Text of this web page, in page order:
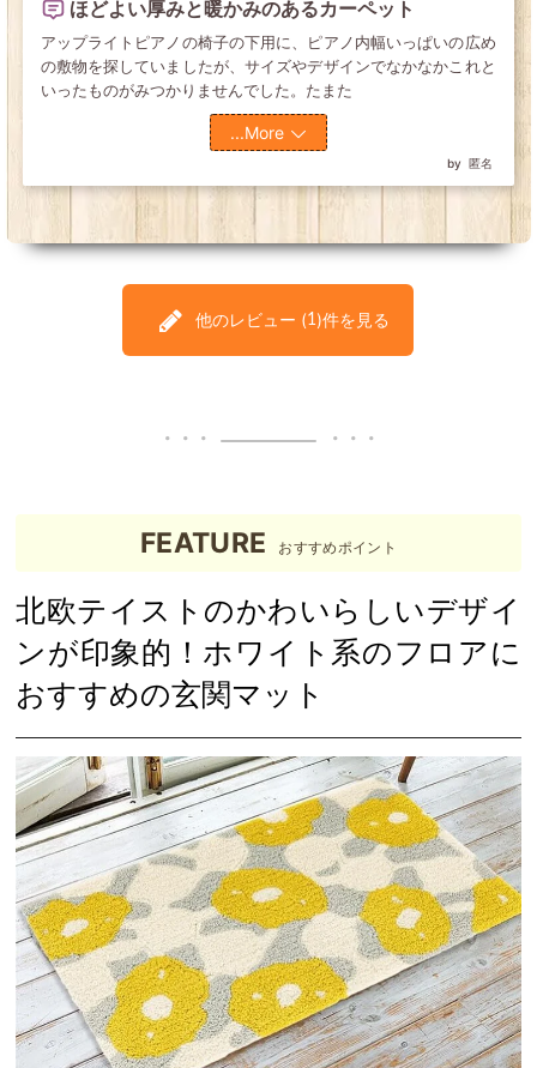
匿名
ほどよい厚みと暖かみのあるカーペット
アップライトピアノの椅子の下用に、ピアノ内幅いっぱいの広め
の敷物を探していましたが、サイズやデザインでなかなかこれと
いったものがみつかりませんでした。たまた
...More
他のレビュー (1)件を見る
FEATURE おすすめポイント
北欧テイストのかわいらしいデザイ
ンが印象的！ホワイト系のフロアに
おすすめの玄関マット